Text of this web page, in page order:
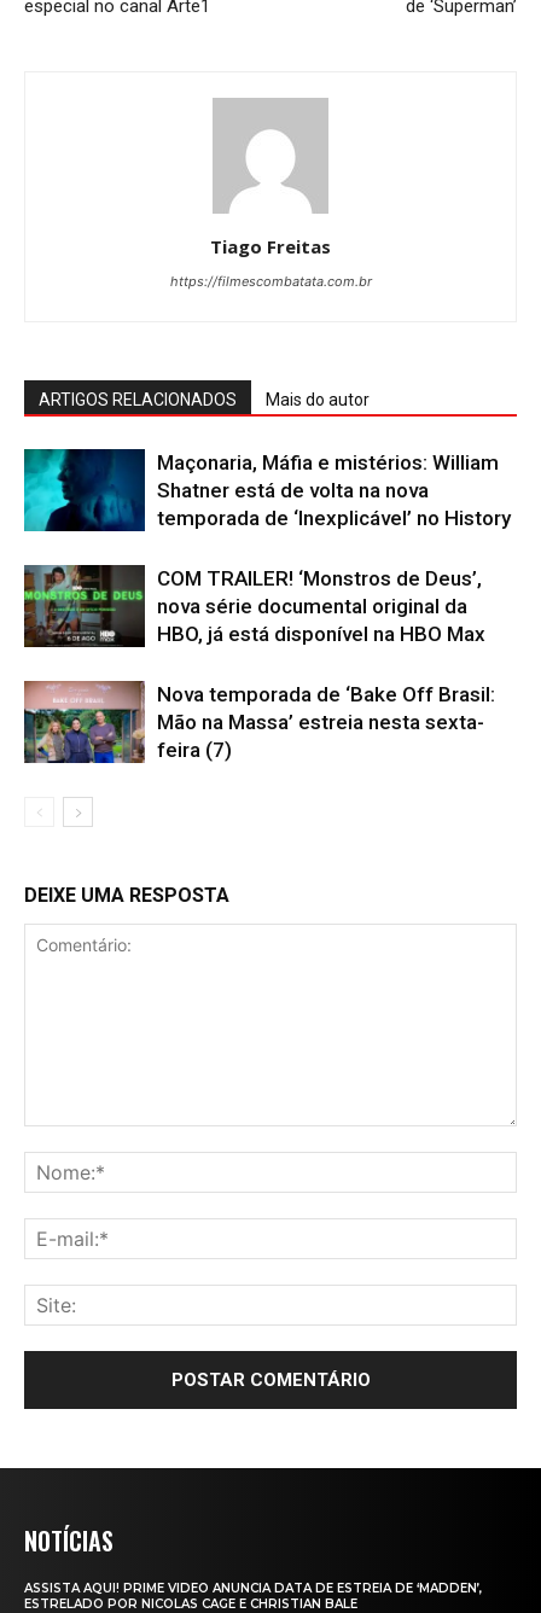
especial no canal Arte1
de ‘Superman’
Tiago Freitas
https://filmescombatata.com.br
ARTIGOS RELACIONADOS Mais do autor
Maçonaria, Máfia e mistérios: William
Shatner está de volta na nova
temporada de ‘Inexplicável’ no History
COM TRAILER! ‘Monstros de Deus’,
nova série documental original da
HBO, já está disponível na HBO Max
Nova temporada de ‘Bake Off Brasil:
Mão na Massa’ estreia nesta sexta-
feira (7)
DEIXE UMA RESPOSTA
NOTÍCIAS
ASSISTA AQUI! PRIME VIDEO ANUNCIA DATA DE ESTREIA DE ‘MADDEN’,
ESTRELADO POR NICOLAS CAGE E CHRISTIAN BALE